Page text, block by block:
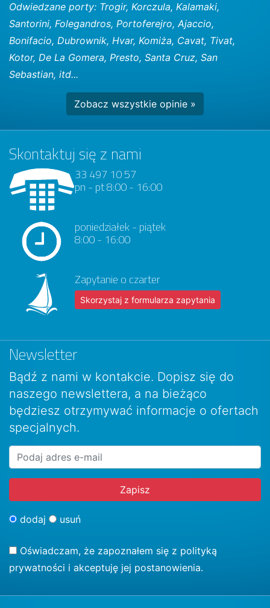
Odwiedzane porty: Trogir, Korczula, Kalamaki,
Santorini, Folegandros, Portoferejro, Ajaccio,
Bonifacio, Dubrownik, Hvar, Komiża, Cavat, Tivat,
Kotor, De La Gomera, Presto, Santa Cruz, San
Sebastian, itd...
Zobacz wszystkie opinie »
Skontaktuj się z nami
33 497 10 57
pn - pt 8:00 - 16:00
poniedziałek - piątek
8:00 - 16:00
Zapytanie o czarter
Skorzystaj z formularza zapytania
Newsletter
Bądź z nami w kontakcie. Dopisz się do
naszego newslettera, a na bieżąco
będziesz otrzymywać informacje o ofertach
specjalnych.
dodaj usuń
Oświadczam, że zapoznałem się z polityką
prywatności i akceptuję jej postanowienia.